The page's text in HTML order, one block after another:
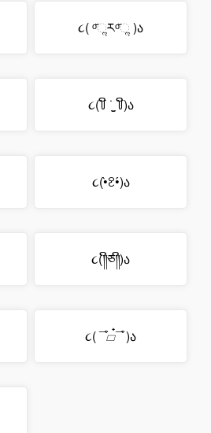
૮( ᵒ̌ૢཪᵒ̌ૢ )ა
૮(꒦ິ ˙̫̮ ꒦ິ)ა
૮(•̀ꐧ•́)ა
૮(༎ິཅ༎ິ)ა
૮( ¯͒▱๋¯͒ )ა